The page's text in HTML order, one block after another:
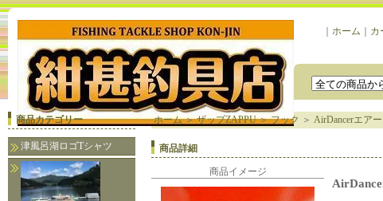
ホーム カ
商品カテゴリー
津風呂湖ロゴTシャツ
ホーム＞ザップZAPPU＞フック ＞ AirDancerエア
商品詳細
商品イメージ